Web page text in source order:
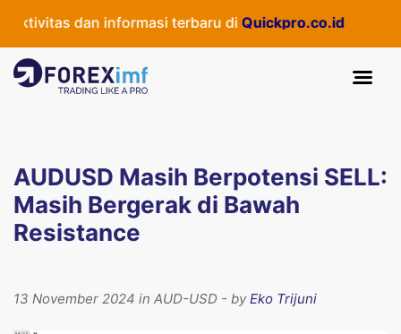
dan informasi terbaru di Quickpro.co.id
AUDUSD Masih Berpotensi SELL:
Masih Bergerak di Bawah
Resistance
13 November 2024 in AUD-USD - byEko Trijuni